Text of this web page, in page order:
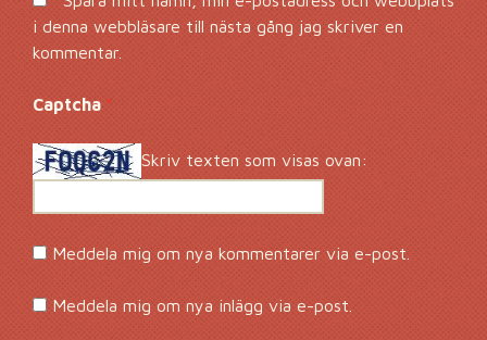
i denna webbläsare till nästa gång jag skriver en
kommentar.
Captcha*
Skriv texten som visas ovan:
Meddela mig om nya kommentarer via e-post.
Meddela mig om nya inlägg via e-post.